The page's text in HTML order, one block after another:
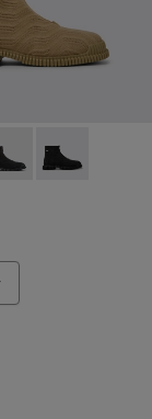
tissu et cuir
014 -
- K300262-017
Pix -